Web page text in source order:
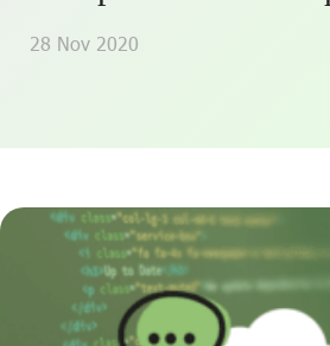
28 Nov 2020